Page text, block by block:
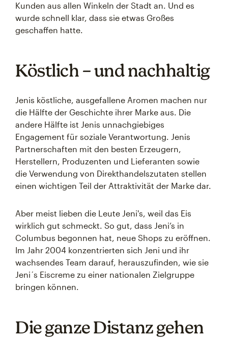
Kunden aus allen Winkeln der Stadt an. Und es
wurde schnell klar, dass sie etwas Großes
geschaffen hatte.
Köstlich – und nachhaltig
Jenis köstliche, ausgefallene Aromen machen nur
die Hälfte der Geschichte ihrer Marke aus. Die
andere Hälfte ist Jenis unnachgiebiges
Engagement für soziale Verantwortung. Jenis
Partnerschaften mit den besten Erzeugern,
Herstellern, Produzenten und Lieferanten sowie
die Verwendung von Direkthandelszutaten stellen
einen wichtigen Teil der Attraktivität der Marke dar.
Aber meist lieben die Leute Jeni's, weil das Eis
wirklich gut schmeckt. So gut, dass Jeni’s in
Columbus begonnen hat, neue Shops zu eröffnen.
Im Jahr 2004 konzentrierten sich Jeni und ihr
wachsendes Team darauf, herauszufinden, wie sie
Jeni´s Eiscreme zu einer nationalen Zielgruppe
bringen können.
Die ganze Distanz gehen